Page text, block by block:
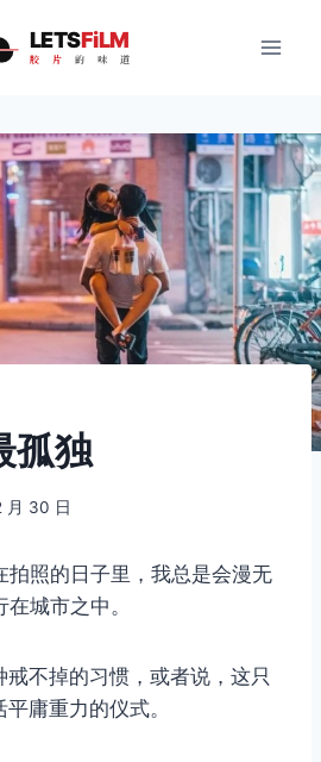
LETSFiLM
胶 片 的 味 道
孤独
月 30 日
拍照的日子里，我总是会漫无
城市之中。
不掉的习惯，或者说，这只
庸重力的仪式。